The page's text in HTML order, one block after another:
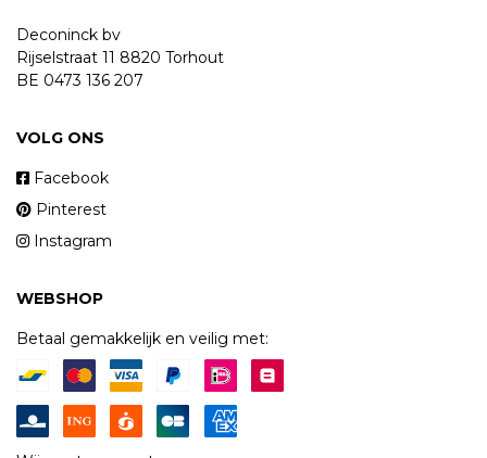
Deconinck bv
Rijselstraat 11 8820 Torhout
BE 0473 136 207
VOLG ONS
Facebook
Pinterest
Instagram
WEBSHOP
Betaal gemakkelijk en veilig met: